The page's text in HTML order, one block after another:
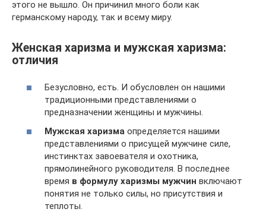
этого не вышло. Он причинил много боли как
германскому народу, так и всему миру.
Женская харизма и мужская харизма:
отличия
Безусловно, есть. И обусловлен он нашими
традиционными представлениями о
предназначении женщины и мужчины.
Мужская харизма определяется нашими
представлениями о присущей мужчине силе,
инстинктах завоевателя и охотника,
прямолинейного руководителя. В последнее
время в формулу харизмы мужчин включают
понятия не только силы, но присутствия и
теплоты.